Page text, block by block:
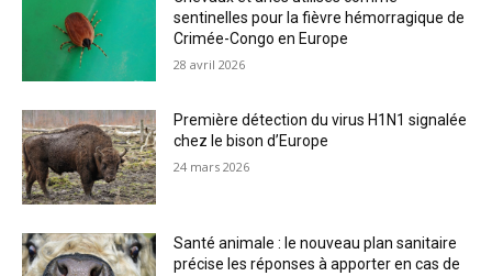
sentinelles pour la fièvre hémorragique de
Crimée-Congo en Europe
28 avril 2026
Première détection du virus H1N1 signalée
chez le bison d’Europe
24 mars 2026
Santé animale : le nouveau plan sanitaire
précise les réponses à apporter en cas de